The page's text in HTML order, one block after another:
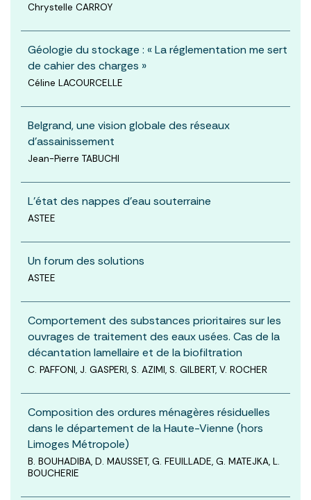
Chrystelle CARROY
Géologie du stockage : « La réglementation me sert
de cahier des charges »
Céline LACOURCELLE
Belgrand, une vision globale des réseaux
d'assainissement
Jean-Pierre TABUCHI
L'état des nappes d'eau souterraine
ASTEE
Un forum des solutions
ASTEE
Comportement des substances prioritaires sur les
ouvrages de traitement des eaux usées. Cas de la
décantation lamellaire et de la biofiltration
C. PAFFONI, J. GASPERI, S. AZIMI, S. GILBERT, V. ROCHER
Composition des ordures ménagères résiduelles
dans le département de la Haute-Vienne (hors
Limoges Métropole)
B. BOUHADIBA, D. MAUSSET, G. FEUILLADE, G. MATEJKA, L.
BOUCHERIE